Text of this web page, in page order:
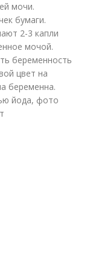
мочи.
бумаги.
2-3 капли
мочой.
беременность
цвет на
беременна.
йода, фото